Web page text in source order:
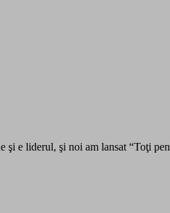
şi e liderul, şi noi am lansat “Toţi